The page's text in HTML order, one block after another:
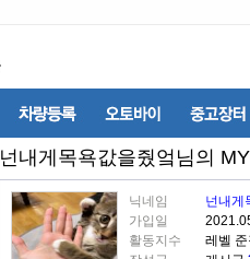
넌내게목욕값을줬엌 님의
닉네임
넌내게
가입일
활동지수
레벨